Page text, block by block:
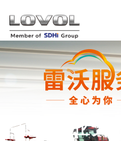
智慧农业